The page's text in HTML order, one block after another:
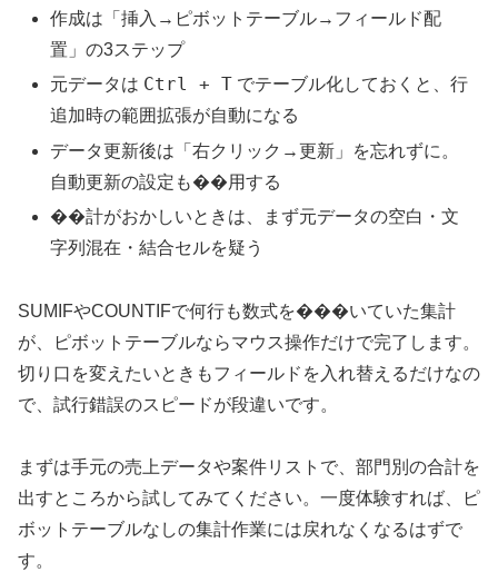
作成は「挿入→ピボットテーブル→フィールド配
置」の3ステップ
元データは Ctrl + T でテーブル化しておくと、行
追加時の範囲拡張が自動になる
データ更新後は「右クリック→更新」を忘れずに。
自動更新の設定も��用する
��計がおかしいときは、まず元データの空白・文
字列混在・結合セルを疑う
SUMIFやCOUNTIFで何行も数式を���いていた集計
が、ピボットテーブルならマウス操作だけで完了します。
切り口を変えたいときもフィールドを入れ替えるだけなの
で、試行錯誤のスピードが段違いです。
まずは手元の売上データや案件リストで、部門別の合計を
出すところから試してみてください。一度体験すれば、ピ
ボットテーブルなしの集計作業には戻れなくなるはずで
す。